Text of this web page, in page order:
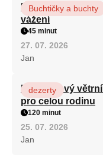
Hrnková maková
vážení
Buchtičky a buchty
45 minut
27. 07. 2026
Jan
Karamelový
pro celou rodinu
dezerty
120 minut
25. 07. 2026
Jan